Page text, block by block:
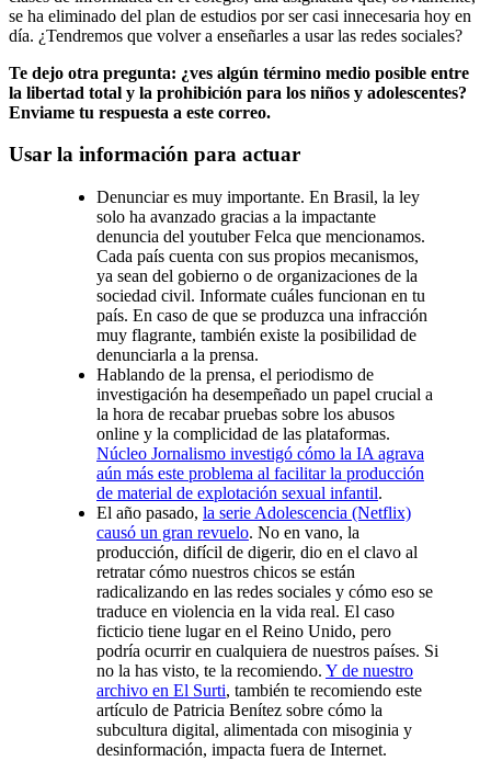
se ha eliminado del plan de estudios por ser casi innecesaria hoy en
día. ¿Tendremos que volver a enseñarles a usar las redes sociales?
Te dejo otra pregunta: ¿ves algún término medio posible entre
la libertad total y la prohibición para los niños y adolescentes?
Enviame tu respuesta a este correo.
Usar la información para actuar
Denunciar es muy importante. En Brasil, la ley
solo ha avanzado gracias a la impactante
denuncia del youtuber Felca que mencionamos.
Cada país cuenta con sus propios mecanismos,
ya sean del gobierno o de organizaciones de la
sociedad civil. Informate cuáles funcionan en tu
país. En caso de que se produzca una infracción
muy flagrante, también existe la posibilidad de
denunciarla a la prensa.
Hablando de la prensa, el periodismo de
investigación ha desempeñado un papel crucial a
la hora de recabar pruebas sobre los abusos
online y la complicidad de las plataformas.
Núcleo Jornalismo investigó cómo la IA agrava
aún más este problema al facilitar la producción
de material de explotación sexual infantil.
El año pasado, la serie Adolescencia (Netflix)
causó un gran revuelo. No en vano, la
producción, difícil de digerir, dio en el clavo al
retratar cómo nuestros chicos se están
radicalizando en las redes sociales y cómo eso se
traduce en violencia en la vida real. El caso
ficticio tiene lugar en el Reino Unido, pero
podría ocurrir en cualquiera de nuestros países. Si
no la has visto, te la recomiendo. Y de nuestro
archivo en El Surti, también te recomiendo este
artículo de Patricia Benítez sobre cómo la
subcultura digital, alimentada con misoginia y
desinformación, impacta fuera de Internet.